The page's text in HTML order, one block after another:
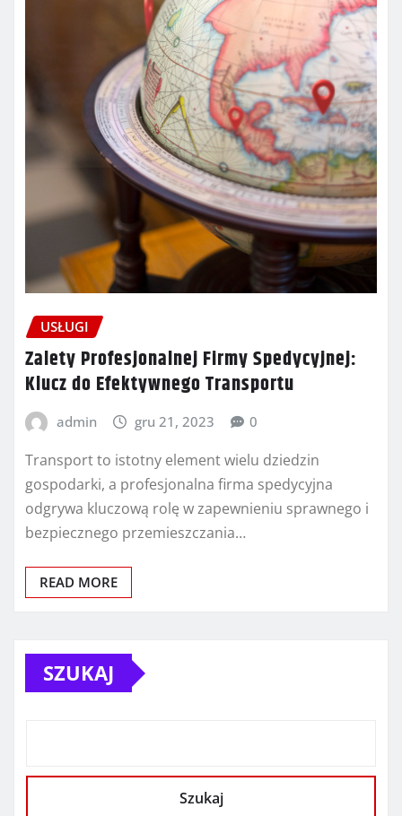
USŁUGI
Zalety Profesjonalnej Firmy Spedycyjnej:
Klucz do Efektywnego Transportu
admin gru 21, 2023 0
Transport to istotny element wielu dziedzin
gospodarki, a profesjonalna firma spedycyjna
odgrywa kluczową rolę w zapewnieniu sprawnego i
bezpiecznego przemieszczania…
READ MORE
SZUKAJ
Szukaj